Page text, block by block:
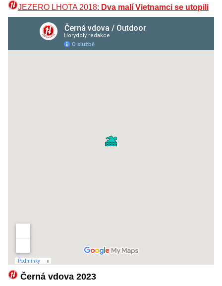
JEZERO LHOTA 2018: Dva malí Vietnamci se utopili
Černá vdova 2023